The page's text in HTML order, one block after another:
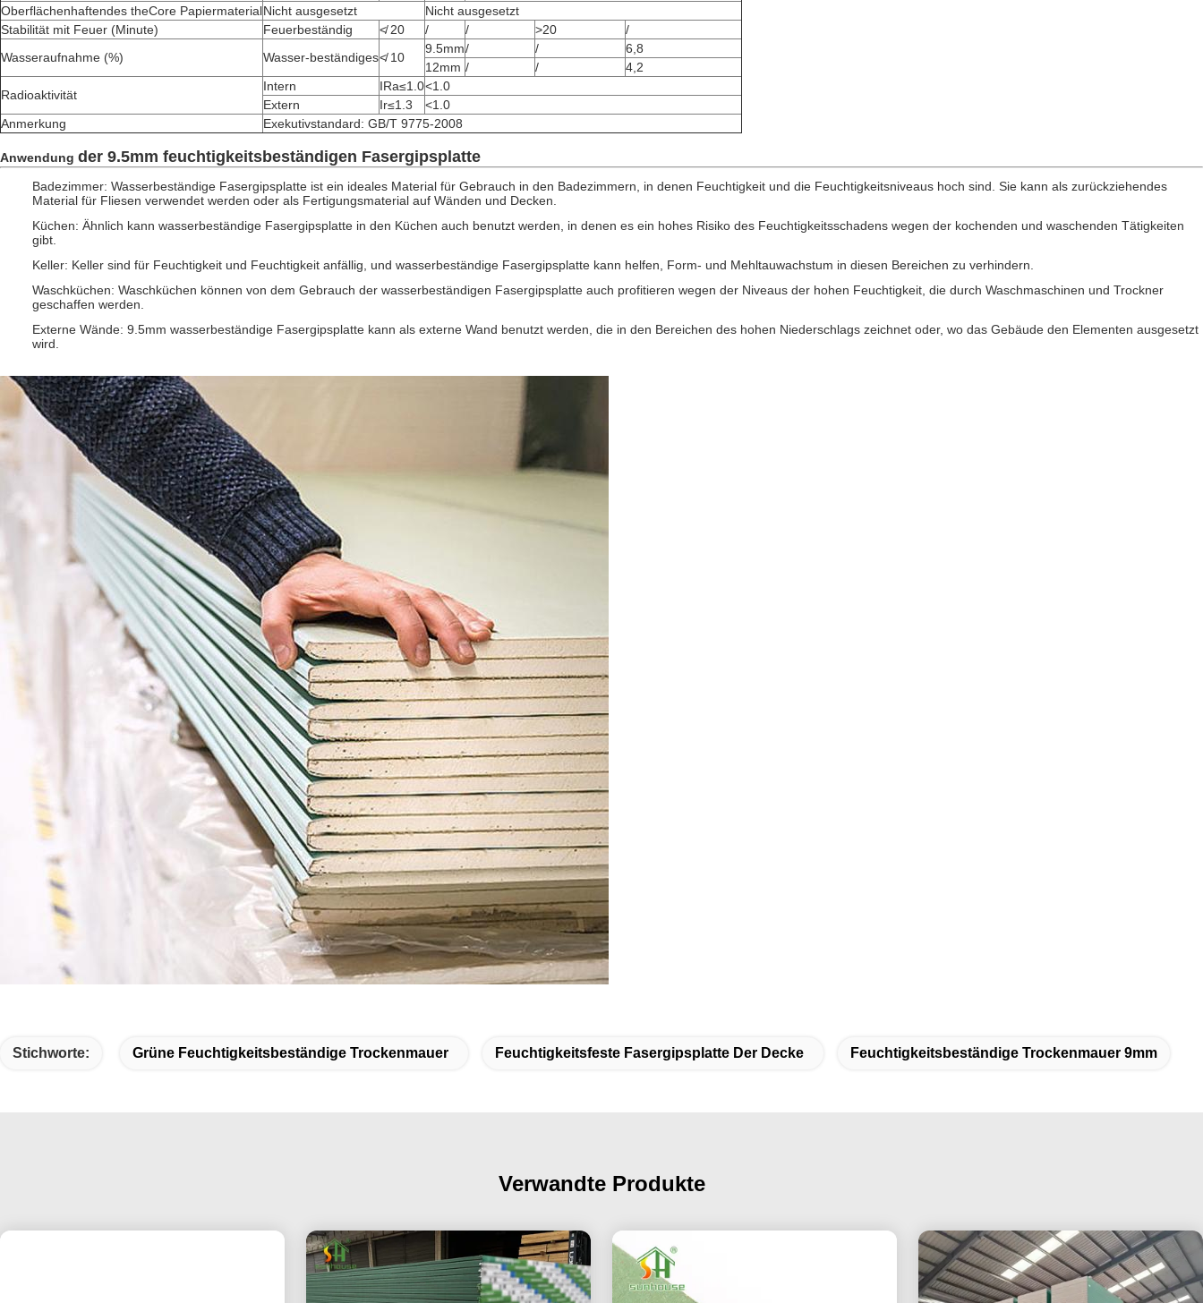
Oberflächenhaftendes theCore PapiermaterialNicht ausgesetzt
Nicht ausgesetzt
Stabilität mit Feuer (Minute)
Feuerbeständig ≮ 20 / / >20
/
Wasseraufnahme (%)
Wasser-beständiges≮ 10
9.5mm/ /
6,8
12mm / /
4,2
Radioaktivität
Intern IRa≤1.0<1.0
Extern
Ir≤1.3
<1.0
Anmerkung
Exekutivstandard: GB/T 9775-2008
Anwendung der 9.5mm feuchtigkeitsbeständigen Fasergipsplatte
Badezimmer: Wasserbeständige Fasergipsplatte ist ein ideales Material für Gebrauch in den Badezimmern, in denen Feuchtigkeit und die Feuchtigkeitsniveaus hoch sind. Sie kann als zurückziehendes
Material für Fliesen verwendet werden oder als Fertigungsmaterial auf Wänden und Decken.
Küchen: Ähnlich kann wasserbeständige Fasergipsplatte in den Küchen auch benutzt werden, in denen es ein hohes Risiko des Feuchtigkeitsschadens wegen der kochenden und waschenden Tätigkeiten
gibt.
Keller: Keller sind für Feuchtigkeit und Feuchtigkeit anfällig, und wasserbeständige Fasergipsplatte kann helfen, Form- und Mehltauwachstum in diesen Bereichen zu verhindern.
Waschküchen: Waschküchen können von dem Gebrauch der wasserbeständigen Fasergipsplatte auch profitieren wegen der Niveaus der hohen Feuchtigkeit, die durch Waschmaschinen und Trockner
geschaffen werden.
Externe Wände: 9.5mm wasserbeständige Fasergipsplatte kann als externe Wand benutzt werden, die in den Bereichen des hohen Niederschlags zeichnet oder, wo das Gebäude den Elementen ausgesetzt
wird.
Stichworte: Grüne Feuchtigkeitsbeständige Trockenmauer Feuchtigkeitsfeste Fasergipsplatte Der Decke Feuchtigkeitsbeständige Trockenmauer 9mm
Verwandte Produkte